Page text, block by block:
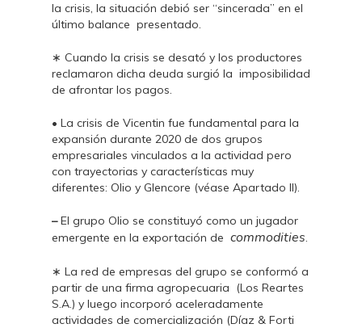
la crisis, la situación debió ser “sincerada” en el
último balance presentado.
∗ Cuando la crisis se desató y los productores
reclamaron dicha deuda surgió la imposibilidad
de afrontar los pagos.
• La crisis de Vicentin fue fundamental para la
expansión durante 2020 de dos grupos
empresariales vinculados a la actividad pero
con trayectorias y características muy
diferentes: Olio y Glencore (véase Apartado II).
–El grupo Olio se constituyó como un jugador
emergente en la exportación de commodities.
∗ La red de empresas del grupo se conformó a
partir de una firma agropecuaria (Los Reartes
S.A.) y luego incorporó aceleradamente
actividades de comercialización (Díaz & Forti